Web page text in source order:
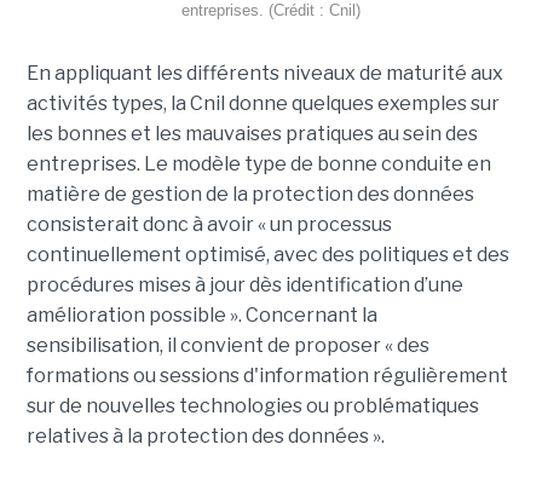
entreprises. (Crédit : Cnil)
En appliquant les différents niveaux de maturité aux
activités types, la Cnil donne quelques exemples sur
les bonnes et les mauvaises pratiques au sein des
entreprises. Le modèle type de bonne conduite en
matière de gestion de la protection des données
consisterait donc à avoir « un processus
continuellement optimisé, avec des politiques et des
procédures mises à jour dès identification d’une
amélioration possible ». Concernant la
sensibilisation, il convient de proposer « des
formations ou sessions d'information régulièrement
sur de nouvelles technologies ou problématiques
relatives à la protection des données ».